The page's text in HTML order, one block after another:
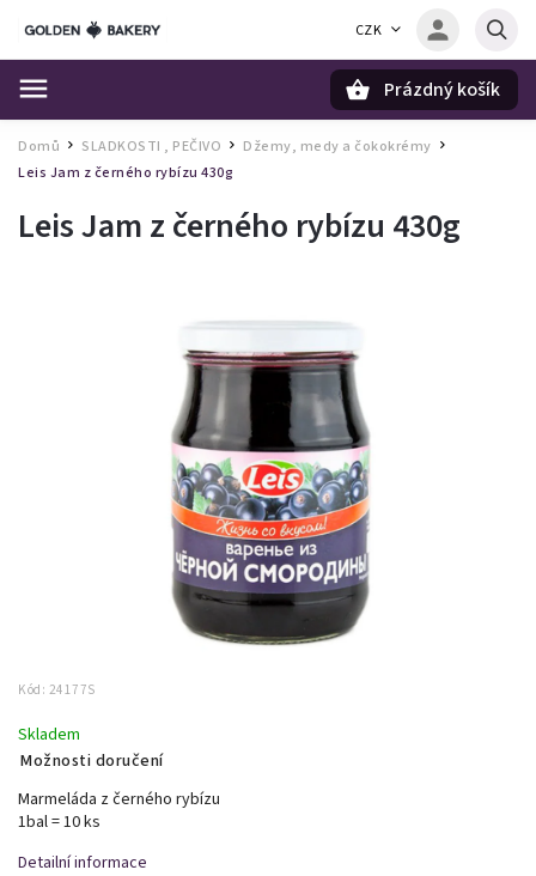
CZK
Prázdný košík
Domů / SLADKOSTI , PEČIVO / Džemy, medy a čokokrémy
Leis Jam z černého rybízu 430g
Leis Jam z černého rybízu 430g
Kód: 24177S
Skladem
Možnosti doručení
Marmeláda z černého rybízu
1bal = 10 ks
Detailní informace